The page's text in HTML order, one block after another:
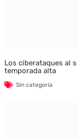
Los ciberataques al
temporada alta
Sin categoría